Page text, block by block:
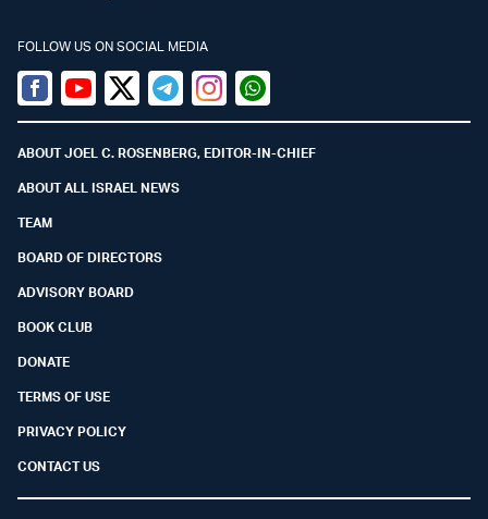
FOLLOW US ON SOCIAL MEDIA
Facebook
YoutubeTwitter (X)
TelegramInstagramWhatsapp
ABOUT JOEL C. ROSENBERG, EDITOR-IN-CHIEF
ABOUT ALL ISRAEL NEWS
TEAM
BOARD OF DIRECTORS
ADVISORY BOARD
BOOK CLUB
DONATE
TERMS OF USE
PRIVACY POLICY
CONTACT US